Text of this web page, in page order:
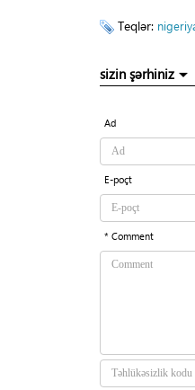
Teqlər:
sizin şərhiniz
Ad
E-poçt
* Comment